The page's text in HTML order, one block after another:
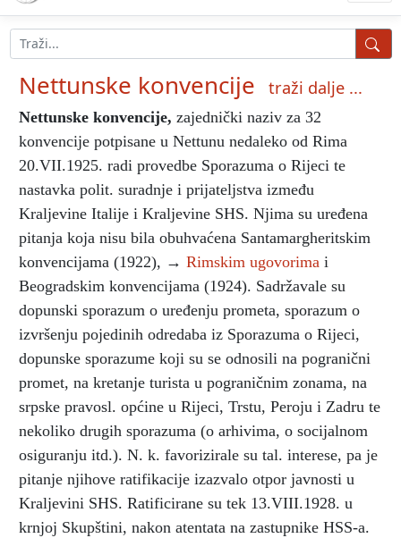
Nettunske konvencije traži dalje ...
Nettunske konvencije, zajednički naziv za 32
konvencije potpisane u Nettunu nedaleko od Rima
20.VII.1925. radi provedbe Sporazuma o Rijeci te
nastavka polit. suradnje i prijateljstva između
Kraljevine Italije i Kraljevine SHS. Njima su uređena
pitanja koja nisu bila obuhvaćena Santamargheritskim
konvencijama (1922), → Rimskim ugovorima i
Beogradskim konvencijama (1924). Sadržavale su
dopunski sporazum o uređenju prometa, sporazum o
izvršenju pojedinih odredaba iz Sporazuma o Rijeci,
dopunske sporazume koji su se odnosili na pogranični
promet, na kretanje turista u pograničnim zonama, na
srpske pravosl. općine u Rijeci, Trstu, Peroju i Zadru te
nekoliko drugih sporazuma (o arhivima, o socijalnom
osiguranju itd.). N. k. favorizirale su tal. interese, pa je
pitanje njihove ratifikacije izazvalo otpor javnosti u
Kraljevini SHS. Ratificirane su tek 13.VIII.1928. u
krnjoj Skupštini, nakon atentata na zastupnike HSS-a.